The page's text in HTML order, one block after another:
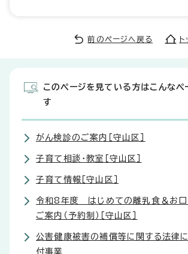
前のページへ戻る
このページを見ている方はこんなペ
す
がん検診のご案内［守山区］
子育て相談・教室［守山区］
子育て情報［守山区］
令和8年度 はじめての離乳食＆お口
ご案内（予約制）［守山区］
公害健康被害の補償等に関する法律
付事業